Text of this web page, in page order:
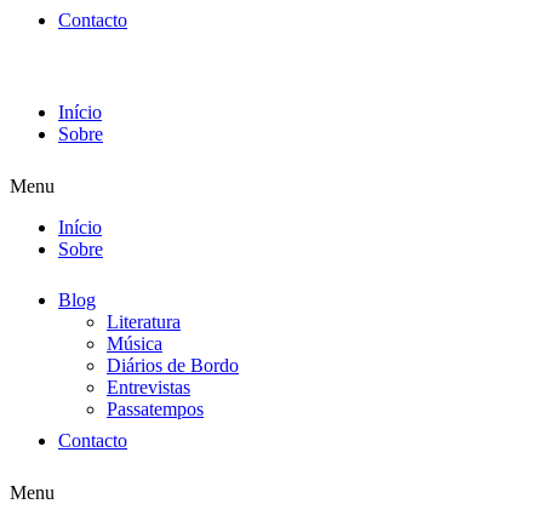
Contacto
Início
Sobre
Menu
Início
Sobre
Blog
Literatura
Música
Diários de Bordo
Entrevistas
Passatempos
Contacto
Menu